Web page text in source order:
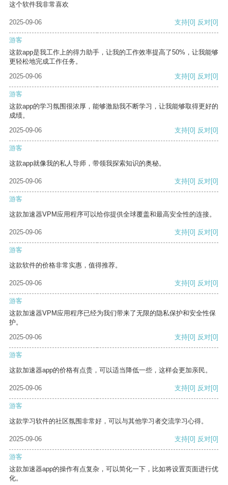
这个软件我非常喜欢
2025-09-06 支持[0] 反对[0]
游客
这款app是我工作上的得力助手，让我的工作效率提高了50%，让我能够
更轻松地完成工作任务。
2025-09-06
支持[0] 反对[0]
游客
这款app的学习氛围很浓厚，能够激励我不断学习，让我能够取得更好的
成绩。
2025-09-06
支持[0] 反对[0]
游客
这款app就像我的私人导师，带领我探索知识的奥秘。
2025-09-06 支持[0] 反对[0]
游客
这款加速器VPM应用程序可以给你提供全球覆盖和最高安全性的连接。
2025-09-06 支持[0] 反对[0]
游客
这款软件的价格非常实惠，值得推荐。
2025-09-06 支持[0] 反对[0]
游客
这款加速器VPM应用程序已经为我们带来了无限的隐私保护和安全性保
护。
2025-09-06
支持[0] 反对[0]
游客
这款加速器app的价格有点贵，可以适当降低一些，这样会更加亲民。
2025-09-06 支持[0] 反对[0]
游客
这款学习软件的社区氛围非常好，可以与其他学习者交流学习心得。
2025-09-06 支持[0] 反对[0]
游客
这款加速器app的操作有点复杂，可以简化一下，比如将设置页面进行优
化。